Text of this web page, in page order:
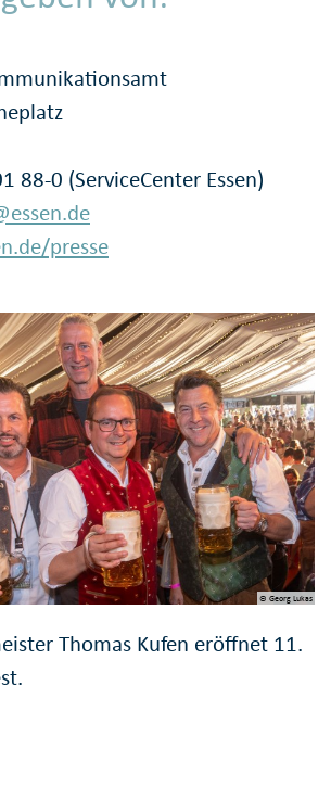
88-0 (ServiceCenter Essen)
presse
© Georg Lukas
Thomas Kufen eröffnet 11.